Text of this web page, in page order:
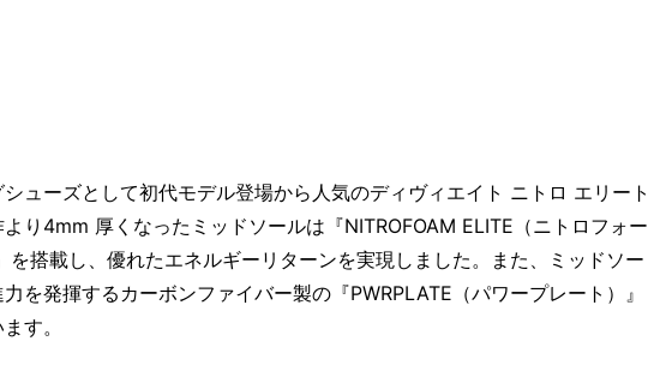
ューズとして初代モデル登場から人気のディヴィエイト ニトロ エリート
り4mm 厚くなったミッドソールは『NITROFOAM ELITE（ニトロフォー
を搭載し、優れたエネルギーリターンを実現しました。また、ミッドソー
を発揮するカーボンファイバー製の『PWRPLATE（パワープレート）』
す。